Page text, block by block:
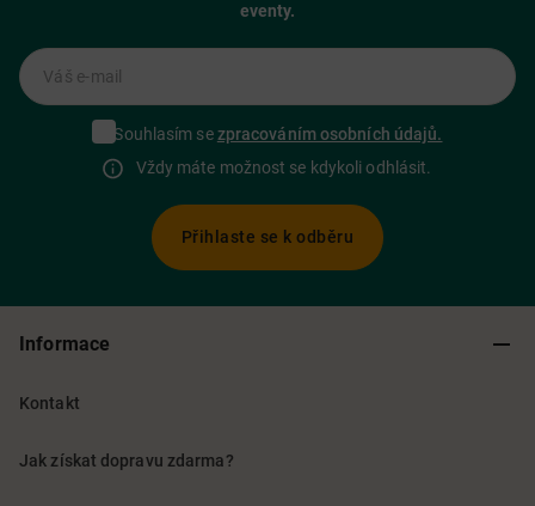
eventy.
Váš e-mail
Souhlasím sezpracováním osobních údajů.
Vždy máte možnost se kdykoli odhlásit.
Přihlaste se k odběru
Informace
Kontakt
Jak získat dopravu zdarma?